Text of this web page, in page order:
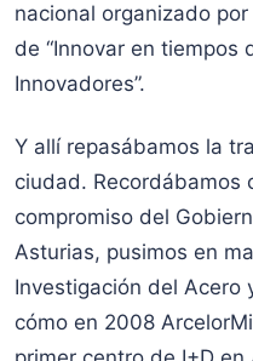
nacional organizado
de “Innovar en tiempos
Innovadores”.
Y allí repasábamos la
ciudad. Recordábamos
compromiso del
Asturias, pusimos en
Investigación del Acero
cómo en 2008